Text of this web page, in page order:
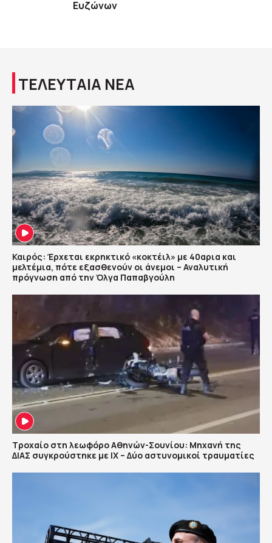
Ευζώνων
ΤΕΛΕΥΤΑΙΑ ΝΕΑ
Καιρός: Έρχεται εκρηκτικό «κοκτέιλ» με 40αρια και
μελτέμια, πότε εξασθενούν οι άνεμοι – Αναλυτική
πρόγνωση από την Όλγα Παπαβγούλη
Τροχαίο στη λεωφόρο Αθηνών-Σουνίου: Μηχανή της
ΔΙΑΣ συγκρούστηκε με ΙΧ – Δύο αστυνομικοί τραυματίες